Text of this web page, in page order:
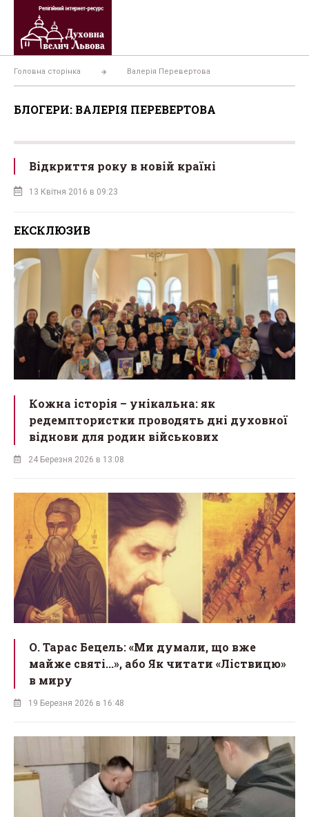
Перейти
вмісту
Головна сторінка Валерія Перевертова
БЛОГЕРИ: ВАЛЕРІЯ ПЕРЕВЕРТОВА
Відкриття року в новій країні
13 Квітня 2016 в 09:23
ЕКСКЛЮЗИВ
Кожна історія – унікальна: як
редемптористки проводять дні духовної
віднови для родин військових
24 Березня 2026 в 13:08
О. Тарас Бецель: «Ми думали, що вже
майже святі...», або Як читати «Ліствицю»
в миру
19 Березня 2026 в 16:48